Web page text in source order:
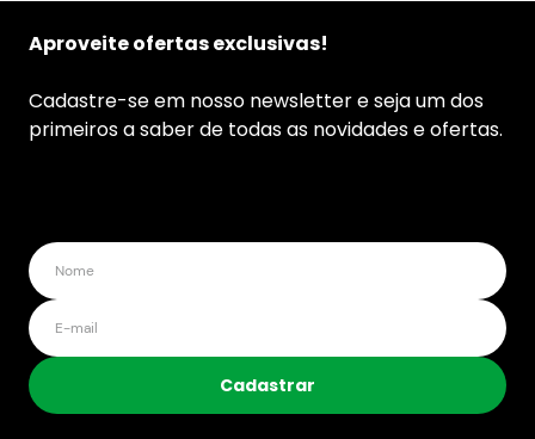
Aproveite ofertas exclusivas!
Cadastre-se em nosso newsletter e seja um dos
primeiros a saber de todas as novidades e ofertas.
Cadastrar